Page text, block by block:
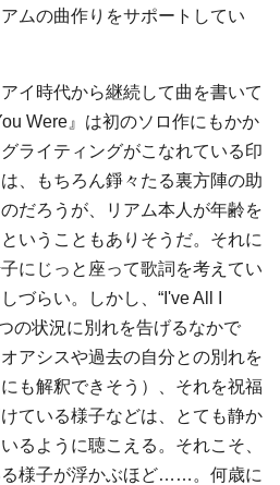
ムの曲作りをサポートしてい
イ時代から継続して曲を書いて
Were』は初のソロ作にもかか
ライティングがこなれている印
、もちろん錚々たる裏方陣の助
だろうが、リアム本人が年齢を
いうこともありそうだ。それに
にじっと座って歌詞を考えてい
づらい。しかし、“I've All I
の状況に別れを告げるなかで
アシスや過去の自分との別れを
も解釈できそう）、それを祝福
ている様子などは、とても静か
るように聴こえる。それこそ、
る様子が浮かぶほど……。何歳に